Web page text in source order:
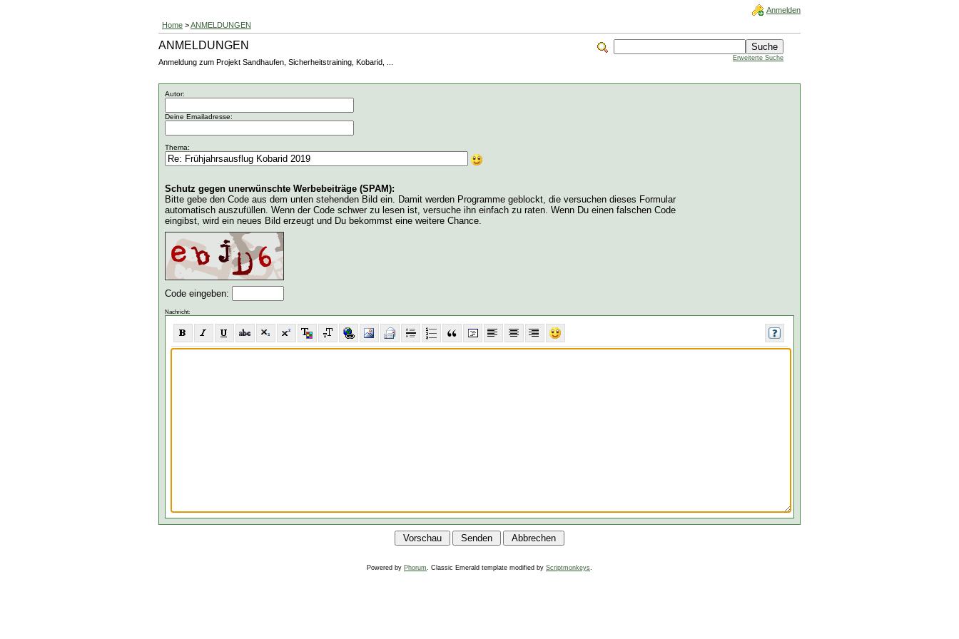
Anmelden
Home >ANMELDUNGEN
Erweiterte Suche
ANMELDUNGEN
Anmeldung zum Projekt Sandhaufen, Sicherheitstraining, Kobarid, ...
Autor:
Deine Emailadresse:
Thema:
Schutz gegen unerwünschte Werbebeiträge (SPAM):
Bitte gebe den Code aus dem unten stehenden Bild ein. Damit werden Programme geblockt, die versuchen dieses Formular
automatisch auszufüllen. Wenn der Code schwer zu lesen ist, versuche ihn einfach zu raten. Wenn Du einen falschen Code
eingibst, wird ein neues Bild erzeugt und Du bekommst eine weitere Chance.
Code eingeben:
Nachricht:
Powered by Phorum. Classic Emerald template modified by Scriptmonkeys.